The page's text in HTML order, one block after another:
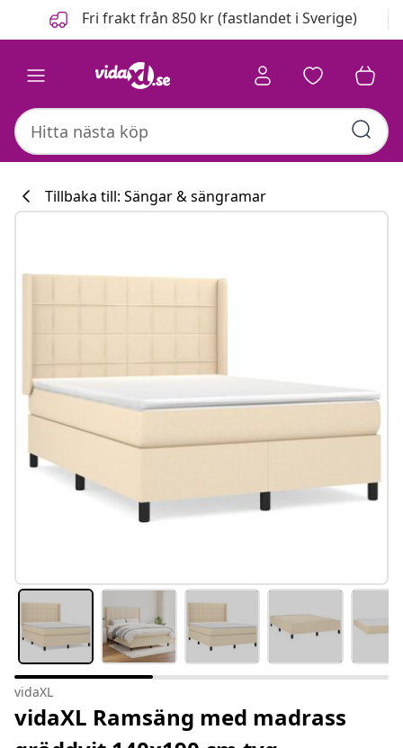
FöregåendeFri frakt från 850 kr (fastlandet i Sverige)
Tillbaka till: Sängar & sängramar
vidaXL
vidaXL Ramsäng med madrass